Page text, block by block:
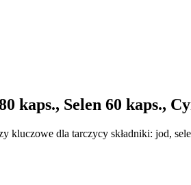
kaps., Selen 60 kaps.,
kluczowe dla tarczycy składniki: jod,